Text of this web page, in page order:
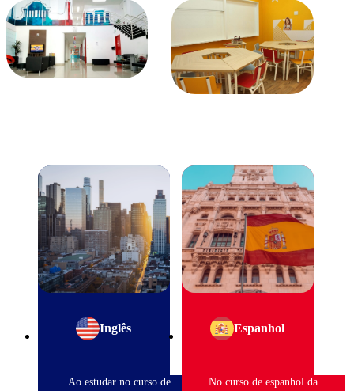
Inglês
Ao estudar no curso de
Espanhol
No curso de espanhol da